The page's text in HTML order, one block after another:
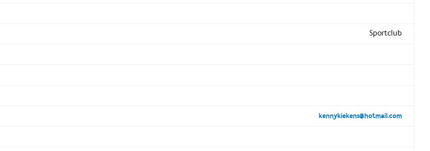
Sportclub
kennykiekens@hotmail.com